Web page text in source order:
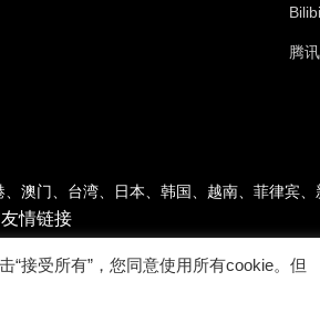
腾
澳门、台湾、日本、韩国、越南、菲律宾
友情链接
接受所有”，您同意使用所有cookie。但